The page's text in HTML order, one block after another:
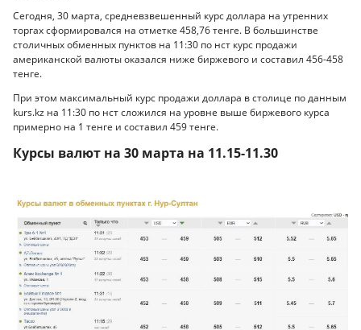
Сегодня, 30 марта, средневзвешенный курс доллара на утренних
торгах сформировался на отметке 458,76 тенге. В большинстве
столичных обменных пунктов на 11:30 по нст курс продажи
американской валюты оказался ниже биржевого и составил 456-458
тенге.
При этом максимальный курс продажи доллара в столице по данным
kurs.kz на 11:30 по нст сложился на уровне выше биржевого курса
примерно на 1 тенге и составил 459 тенге.
Курсы валют на 30 марта на 11.15-11.30